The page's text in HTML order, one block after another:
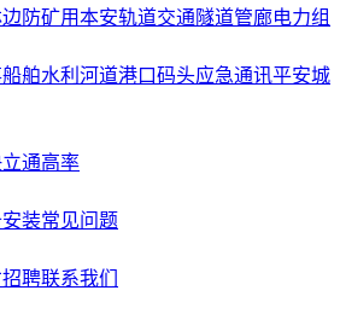
防矿用本安轨道交通隧道管廊电力组
舶水利河道港口码头应急通讯平安城
通高率
装常见问题
聘联系我们